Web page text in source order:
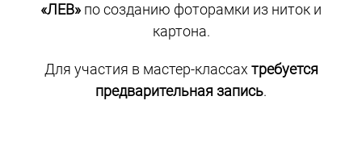
«ЛЕВ» по созданию фоторамки из ниток и
картона.
Для участия в мастер-классах требуется
предварительная запись.